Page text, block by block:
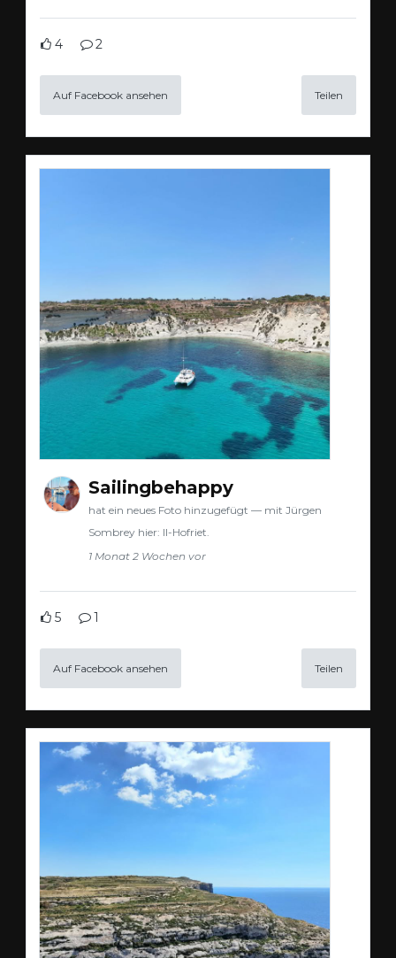
4 2
Auf Facebook ansehen Teilen
Sailingbehappy
hat ein neues Foto hinzugefügt — mit Jürgen
Sombrey hier: Il-Hofriet.
1 Monat 2 Wochen vor
5 1
Auf Facebook ansehen Teilen